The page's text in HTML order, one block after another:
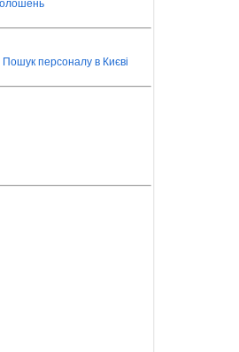
Пошук персоналу в Києві